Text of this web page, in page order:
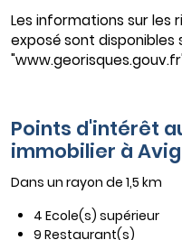
Les informations sur les
exposé sont disponibles
Points d'intérêt
immobilier à
Dans un rayon de 1,5 km
4 Ecole(s) supérieur
9 Restaurant(s)